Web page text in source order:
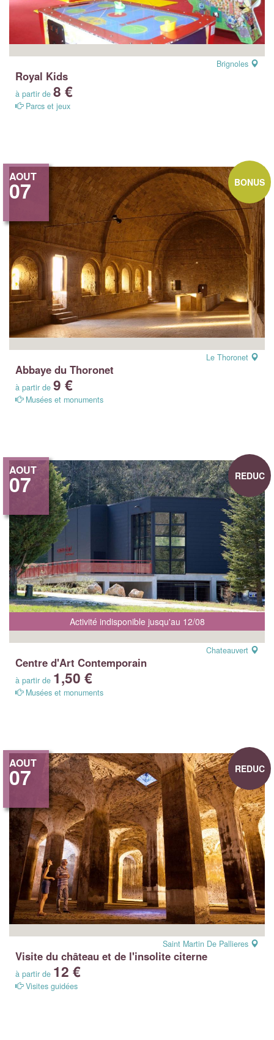
Brignoles
Royal Kids
à partir de 8 €
Parcs et jeux
Le Thoronet
Abbaye du Thoronet
à partir de 9 €
Musées et monuments
AOUT
07 BONUS
Activité indisponible jusqu'au 12/08
Chateauvert
Centre d'Art Contemporain
à partir de 1,50 €
Musées et monuments
AOUT
07 REDUC
Saint Martin De Pallieres
Visite du château et de l'insolite citerne
à partir de 12 €
Visites guidées
AOUT
07 REDUC